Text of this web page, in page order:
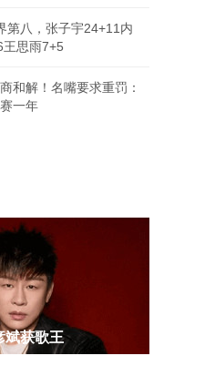
第八，张子宇24+11内
思雨7+5
和解！名嘴要求重罚：
一年
斌获歌王